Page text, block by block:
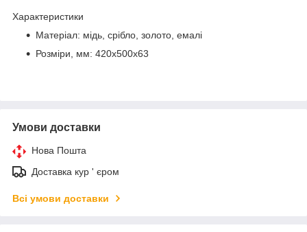
Характеристики
Матеріал: мідь, срібло, золото, емалі
Розміри, мм: 420x500x63
Умови доставки
Нова Пошта
Доставка кур ' єром
Всі умови доставки